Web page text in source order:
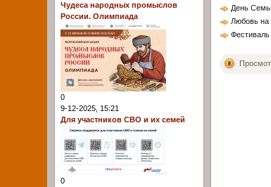
День
Любовь на
Чудеса народных промыслов
России. Олимпиада
0
9-12-2025, 15:21
Для участников СВО и их семей
0